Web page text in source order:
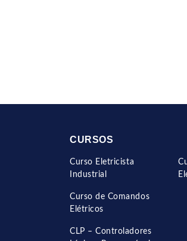
CURSOS
Curso Eletricista
Industrial
Curso de Comandos
Elétricos
CLP – Controladores